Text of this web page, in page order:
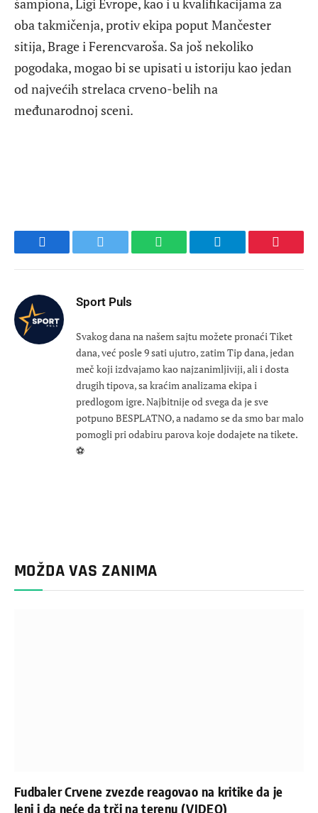
oba takmičenja, protiv ekipa poput Mančester
sitija, Brage i Ferencvaroša. Sa još nekoliko
pogodaka, mogao bi se upisati u istoriju kao jedan
od najvećih strelaca crveno-belih na
međunarodnoj sceni.
Facebook Twitter WhatsApp Telegram
Sport Puls
Svakog dana na našem sajtu možete pronaći Tiket
dana, već posle 9 sati ujutro, zatim Tip dana, jedan
meč koji izdvajamo kao najzanimljiviji, ali i dosta
drugih tipova, sa kraćim analizama ekipa i
predlogom igre. Najbitnije od svega da je sve
potpuno BESPLATNO, a nadamo se da smo bar malo
pomogli pri odabiru parova koje dodajete na tikete.
⚽
MOŽDA VAS ZANIMA
Fudbaler Crvene zvezde reagovao na kritike da je
lenj i da neće da trči na terenu (VIDEO)